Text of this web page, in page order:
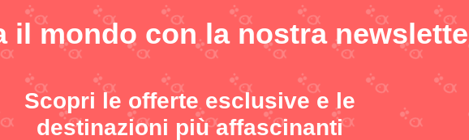
il mondo con la nostra
Scopri le offerte esclusive e le
destinazioni più affascinanti